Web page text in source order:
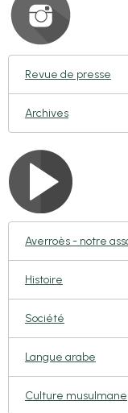
Revue de presse
Archives
Averroès - notre
Histoire
Société
Langue arabe
Culture musulmane